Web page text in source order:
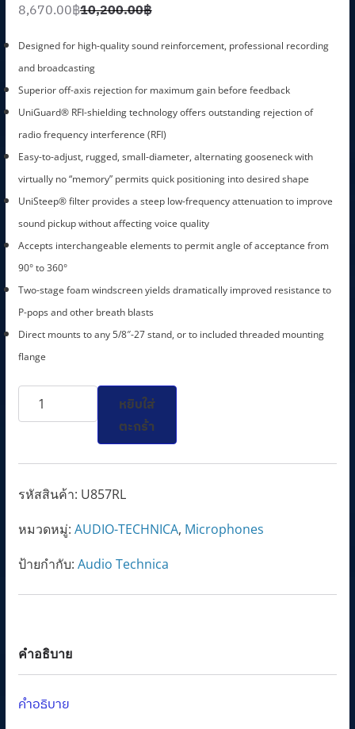
10,200.00฿
O
r
i
g
i
n
a
l
p
r
i
c
e
w
a
s
0
2
.
฿
8,670.00฿
C
u
r
r
e
n
t
p
r
i
c
e
i
s
:
8
7
.
฿
Designed for high-quality sound reinforcement, professional recording
and broadcasting
Superior off-axis rejection for maximum gain before feedback
UniGuard® RFI-shielding technology offers outstanding rejection of
radio frequency interference (RFI)
Easy-to-adjust, rugged, small-diameter, alternating gooseneck with
virtually no “memory” permits quick positioning into desired shape
UniSteep® filter provides a steep low-frequency attenuation to improve
sound pickup without affecting voice quality
Accepts interchangeable elements to permit angle of acceptance from
90° to 360°
Two-stage foam windscreen yields dramatically improved resistance to
P-pops and other breath blasts
Direct mounts to any 5/8″-27 stand, or to included threaded mounting
flange
จำนวน
U857RL
Condenser
Adapter-
Gooseneck
ชิ้น
หยิบใส่
ตะกร้า
รหัสสินค้า: U857RL
หมวดหมู่: AUDIO-TECHNICA, Microphones
ป้ายกำกับ: Audio Technica
คำอธิบาย
คำอธิบาย